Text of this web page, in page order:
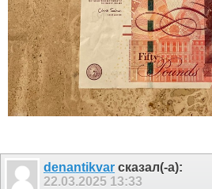
denantikvar сказал(-а):
22.03.2025 13:33